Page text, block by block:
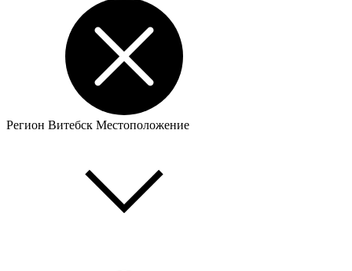
Регион Витебск Местоположение